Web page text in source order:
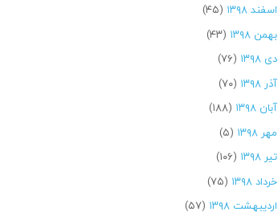
اسفند ۱۳۹۸
(۴۵)
بهمن ۱۳۹۸
(۴۳)
دی ۱۳۹۸
(۷۶)
آذر ۱۳۹۸
(۷۰)
آبان ۱۳۹۸
(۱۸۸)
مهر ۱۳۹۸
(۵)
تیر ۱۳۹۸
(۱۰۶)
خرداد ۱۳۹۸
(۷۵)
اردیبهشت ۱۳۹۸
(۵۷)